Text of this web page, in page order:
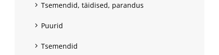
Tsemendid, täidised, parandus
Puurid
Tsemendid